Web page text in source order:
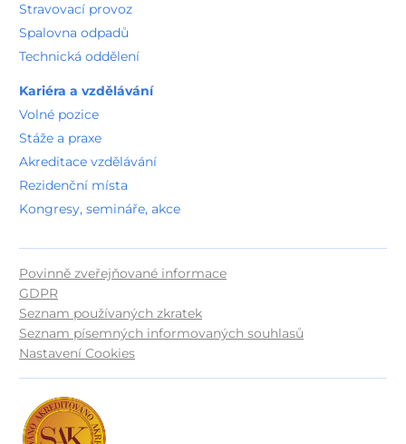
Standardní lůžkové oddělení B - septická část
Chirurgické oddělení
Detail pracoviště
Detail pracoviště
Anesteziologická stanice
Anesteziologicko-resuscitační oddělení (ARO)
Detail pracoviště
Chirurgické oddělení
Chirurgické oddělení
Detail oddělení
4. patro
MOJIP chirurgických oborů
Detail oddělení
ORL, chirurgie hlavy a krku
Detail pracoviště
Stravovací provoz
Spalovna odpadů
Technická oddělení
Kariéra a vzdělávání
Volné pozice
Stáže a praxe
Akreditace vzdělávání
Rezidenční místa
Kongresy, semináře, akce
Povinně zveřejňované informace
GDPR
Seznam používaných zkratek
Seznam písemných informovaných souhlasů
Nastavení Cookies